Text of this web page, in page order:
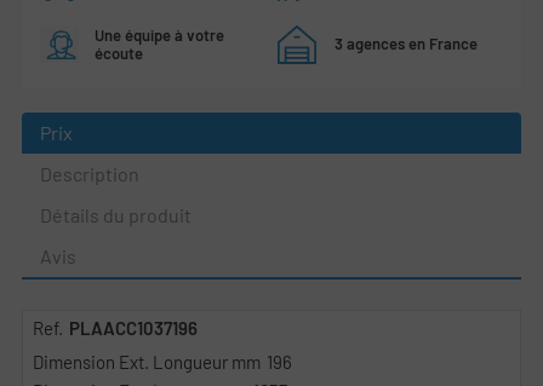
Une équipe à votre
écoute
3 agences en France
Prix
Description
Détails du produit
Avis
PLAACC1037196
196